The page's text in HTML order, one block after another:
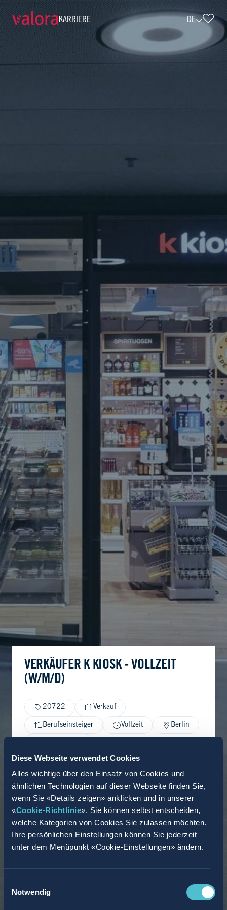
Diese Webseite verwendet Cookies
Alles wichtige über den Einsatz von Cookies und
ähnlichen Technologien auf dieser Webseite finden Sie,
wenn Sie «Details zeigen» anklicken und in unserer
«Cookie-Richtlinie». Sie können selbst entscheiden,
welche Kategorien von Cookies Sie zulassen möchten.
Ihre persönlichen Einstellungen können Sie jederzeit
unter dem Menüpunkt «Cookie-Einstellungen» ändern.
Notwendig
KARRIERE DE
Verkäufer k kiosk - Vollzeit (w/m/d) •
VERKÄUFER K KIOSK - VOLLZEIT
(W/M/D)
20722 Verkauf
Berufseinsteiger Vollzeit Berlin